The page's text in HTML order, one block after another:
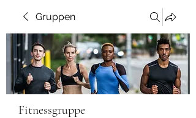
Gruppen
Fitnessgruppe